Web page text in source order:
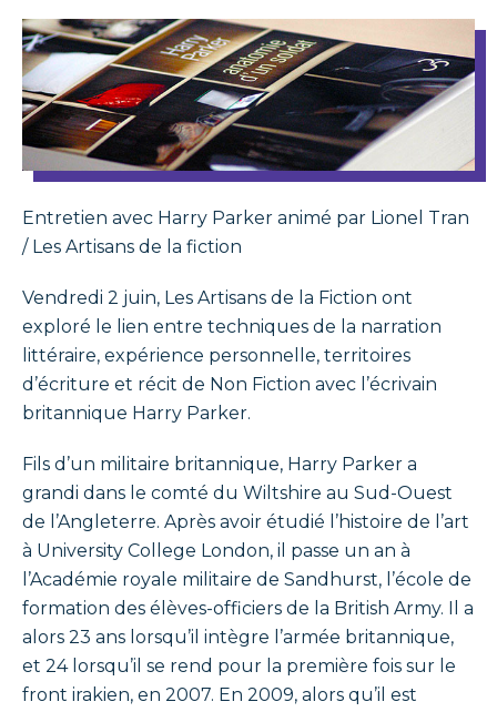
Entretien avec Harry Parker animé par Lionel Tran
/ Les Artisans de la fiction
Vendredi 2 juin, Les Artisans de la Fiction ont
exploré le lien entre techniques de la narration
littéraire, expérience personnelle, territoires
d’écriture et récit de Non Fiction avec l’écrivain
britannique Harry Parker.
Fils d’un militaire britannique, Harry Parker a
grandi dans le comté du Wiltshire au Sud-Ouest
de l’Angleterre. Après avoir étudié l’histoire de l’art
à University College London, il passe un an à
l’Académie royale militaire de Sandhurst, l’école de
formation des élèves-officiers de la British Army. Il a
alors 23 ans lorsqu’il intègre l’armée britannique,
et 24 lorsqu’il se rend pour la première fois sur le
front irakien, en 2007. En 2009, alors qu’il est